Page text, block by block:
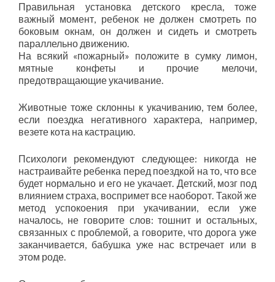
Правильная установка детского кресла, тоже
важный момент, ребенок не должен смотреть по
боковым окнам, он должен и сидеть и смотреть
параллельно движению.
На всякий «пожарный» положите в сумку лимон,
мятные конфеты и прочие мелочи,
предотвращающие укачивание.
Животные тоже склонны к укачиванию, тем более,
если поездка негативного характера, например,
везете кота на кастрацию.
Психологи рекомендуют следующее: никогда не
настраивайте ребенка перед поездкой на то, что все
будет нормально и его не укачает. Детский, мозг под
влиянием страха, воспримет все наоборот. Такой же
метод успокоения при укачивании, если уже
началось, не говорите слов: тошнит и остальных,
связанных с проблемой, а говорите, что дорога уже
заканчивается, бабушка уже нас встречает или в
этом роде.